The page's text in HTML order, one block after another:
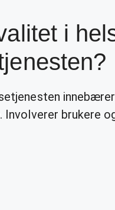
i
Involverer brukere